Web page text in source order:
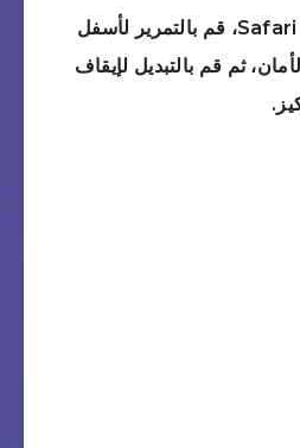
الخطوة 3: من إعدادات Safari، قم بالتمرير لأسفل
ثم قم بالتبديل لإيقاف